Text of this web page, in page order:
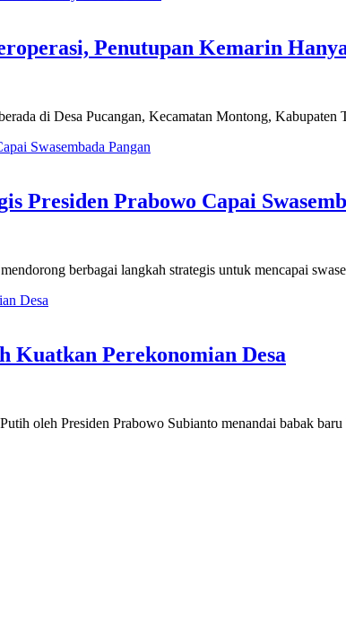
Penutupan Kemarin
di Desa Pucangan, Kecamatan Montong, Kabupaten
Presiden Prabowo Capai
berbagai langkah strategis untuk mencapai
Kuatkan Perekonomian Desa
oleh Presiden Prabowo Subianto menandai babak